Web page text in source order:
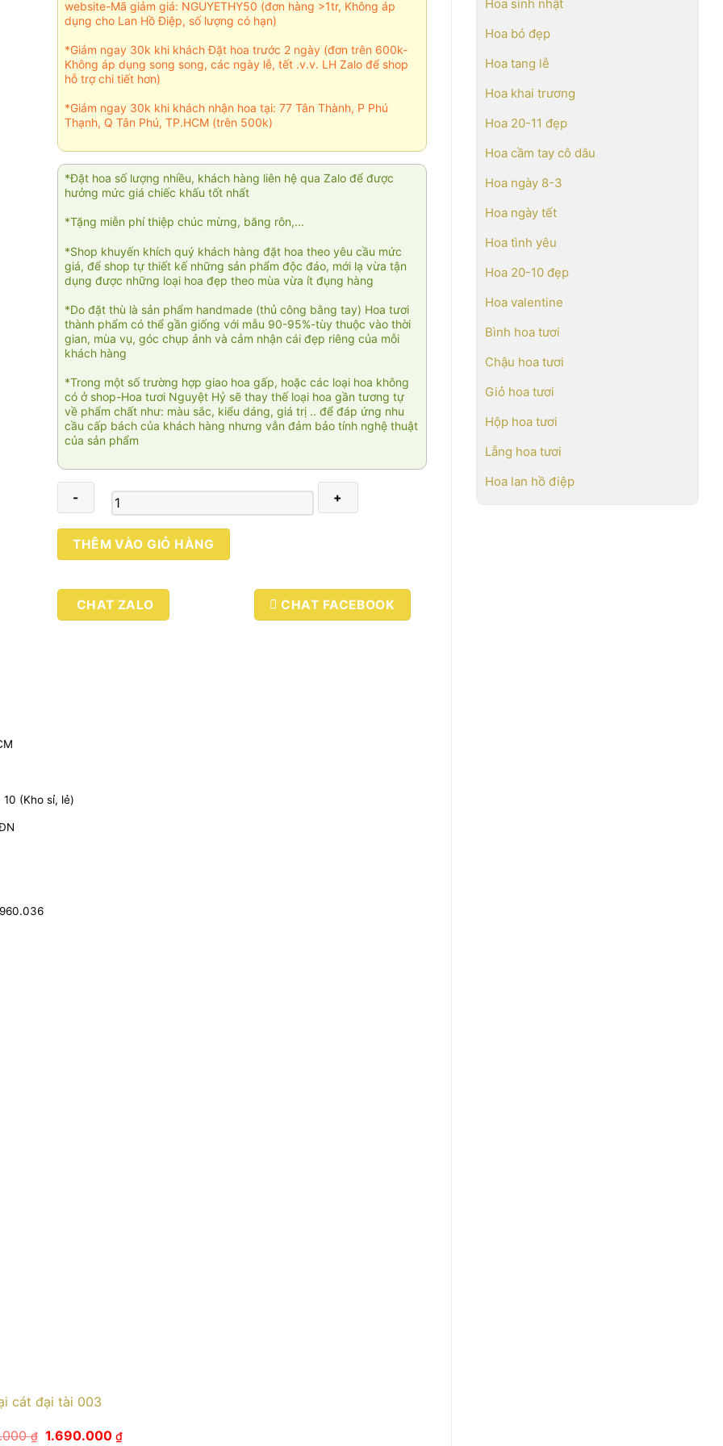
Hoa sinh nhật
Hoa bó đẹp
Hoa tang lễ
Hoa khai trương
Hoa 20-11 đẹp
Hoa cầm tay cô dâu
Hoa ngày 8-3
Hoa ngày tết
Hoa tình yêu
Hoa 20-10 đẹp
Hoa valentine
Bình hoa tươi
Chậu hoa tươi
Giỏ hoa tươi
Hộp hoa tươi
Lẵng hoa tươi
Hoa lan hồ điệp
website-Mã giảm giá: NGUYETHY50 (đơn hàng >1tr, Không áp
dụng cho Lan Hồ Điệp, số lượng có hạn)
*Giảm ngay 30k khi khách Đặt hoa trước 2 ngày (đơn trên 600k-
Không áp dụng song song, các ngày lễ, tết .v.v. LH Zalo để shop
hỗ trợ chi tiết hơn)
*Giảm ngay 30k khi khách nhận hoa tại: 77 Tân Thành, P Phú
Thạnh, Q Tân Phú, TP.HCM (trên 500k)
*Đặt hoa số lượng nhiều, khách hàng liên hệ qua Zalo để được
hưởng mức giá chiếc khấu tốt nhất
*Tặng miễn phí thiệp chúc mừng, băng rôn,...
*Shop khuyến khích quý khách hàng đặt hoa theo yêu cầu mức
giá, để shop tự thiết kế những sản phẩm độc đáo, mới lạ vừa tận
dụng được những loại hoa đẹp theo mùa vừa ít đụng hàng
*Do đặt thù là sản phẩm handmade (thủ công bằng tay) Hoa tươi
thành phẩm có thể gần giống với mẫu 90-95%-tùy thuộc vào thời
gian, mùa vụ, góc chụp ảnh và cảm nhận cái đẹp riêng của mỗi
khách hàng
*Trong một số trường hợp giao hoa gấp, hoặc các loại hoa không
có ở shop-Hoa tươi Nguyệt Hỷ sẽ thay thế loại hoa gần tương tự
về phẩm chất như: màu sắc, kiểu dáng, giá trị .. để đáp ứng nhu
cầu cấp bách của khách hàng nhưng vẫn đảm bảo tính nghệ thuật
của sản phẩm
Khúc
ca
hoàn
KT017
THÊM VÀO GIỎ HÀNG
CHAT ZALO CHAT FACEBOOK
(Kho sỉ, lẻ)
cát đại tài 003
₫ Giá
1.690.000₫Giá